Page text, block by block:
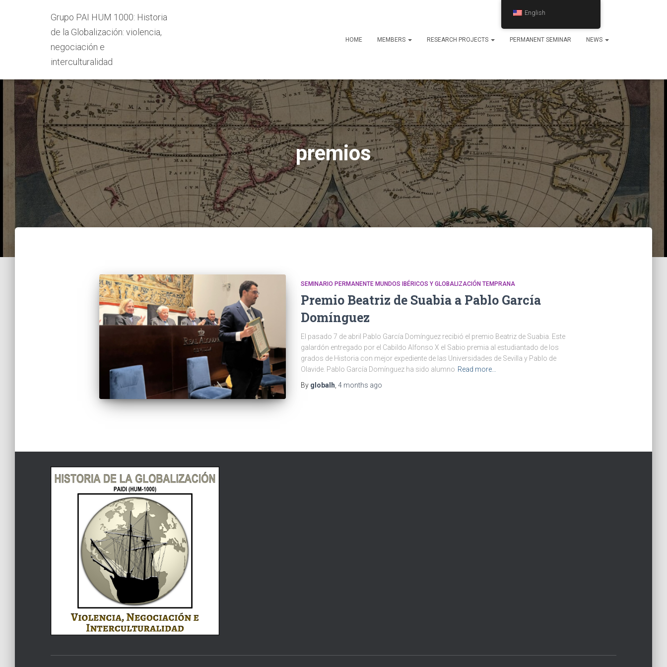
Grupo PAI HUM 1000: Historia
de la Globalización: violencia,
negociación e
interculturalidad
HOME MEMBERS RESEARCH PROJECTS PERMANENT SEMINAR NEWS
premios
SEMINARIO PERMANENTE MUNDOS IBÉRICOS Y GLOBALIZACIÓN TEMPRANA
Premio Beatriz de Suabia a Pablo García
Domínguez
El pasado 7 de abril Pablo García Domínguez recibió el premio Beatriz de Suabia. Este
galardón entregado por el Cabildo Alfonso X el Sabio premia al estudiantado de los
grados de Historia con mejor expediente de las Universidades de Sevilla y Pablo de
Olavide. Pablo García Domínguez ha sido alumno Read more…
By globalh 4 months ago
English